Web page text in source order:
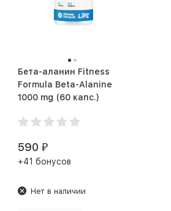
Бета-аланин Fitness
Formula Beta-Alanine
1000 mg (60 капс.)
590 ₽
+41 бонусов
Нет в наличии